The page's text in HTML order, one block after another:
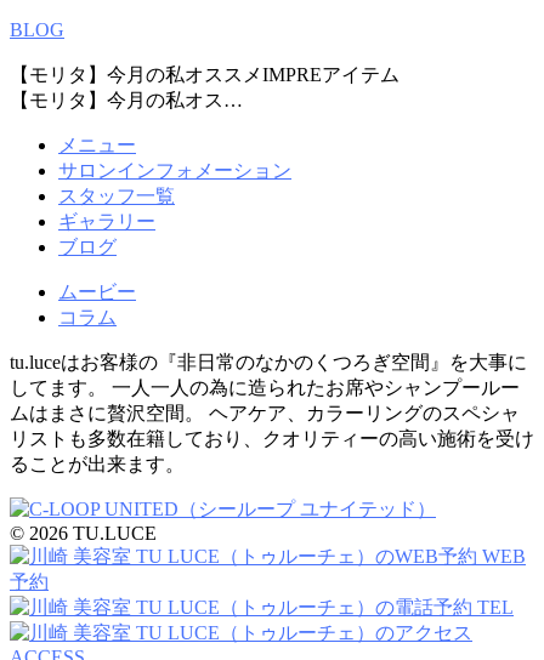
BLOG
【モリタ】今月の私オススメIMPREアイテム
【モリタ】今月の私オス…
メニュー
サロンインフォメーション
スタッフ一覧
ギャラリー
ブログ
ムービー
コラム
tu.luceはお客様の『非日常のなかのくつろぎ空間』を大事に
してます。 一人一人の為に造られたお席やシャンプールー
ムはまさに贅沢空間。 ヘアケア、カラーリングのスペシャ
リストも多数在籍しており、クオリティーの高い施術を受け
ることが出来ます。
© 2026 TU.LUCE
WEB
予約
TEL